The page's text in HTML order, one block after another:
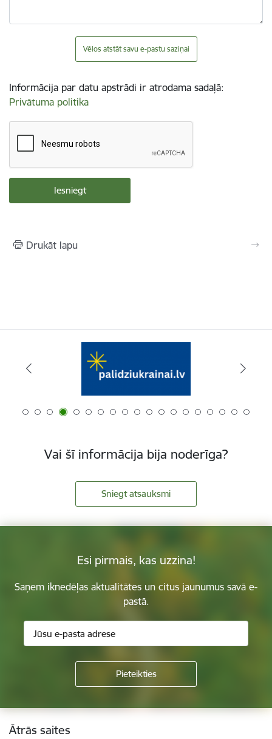
Vēlos atstāt savu e-pastu saziņai
Informācija par datu apstrādi ir atrodama sadaļā:
Privātuma politika
Drukāt lapu
Vai šī informācija bija noderīga?
Sniegt atsauksmi
Esi pirmais, kas uzzina!
Saņem iknedēļas aktualitātes un citus jaunumus savā e-
pastā.
Kājene
Ātrās saites